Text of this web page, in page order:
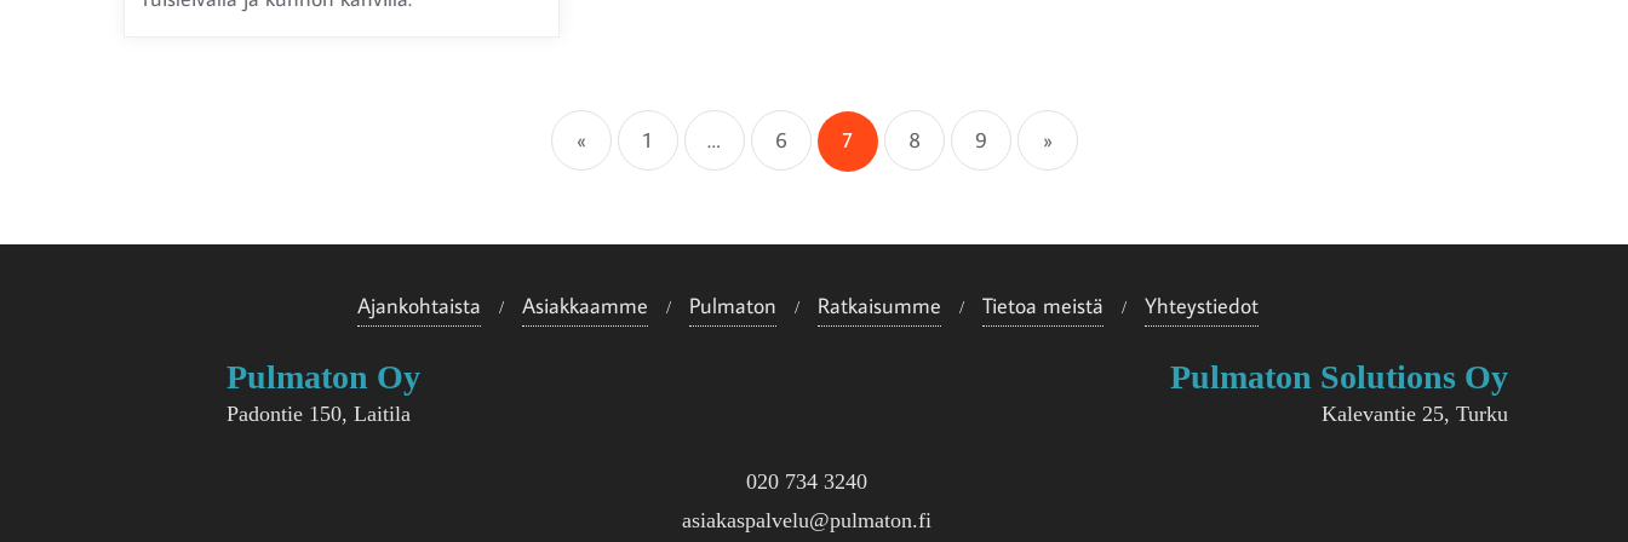
Artikkelien
sivutus
« 1 … 6 7 8 9 »
Ajankohtaista Asiakkaamme Pulmaton Ratkaisumme Tietoa meistä Yhteystiedot
Pulmaton Oy
Padontie 150, Laitila
020 734 3240
asiakaspalvelu@pulmaton.fi
Pulmaton Solutions Oy
Kalevantie 25, Turku